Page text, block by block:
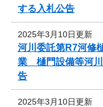
する入札公告
2025年3月10日更新
河川委託第R7河
業 樋門設備等河川
告
2025年3月10日更新